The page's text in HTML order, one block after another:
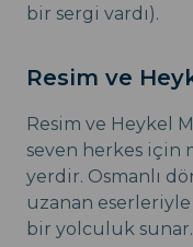
bir sergi vardı).
Resim ve
Resim ve Heykel
seven herkes için
yerdir. Osmanlı
uzanan
bir yolculuk sunar.